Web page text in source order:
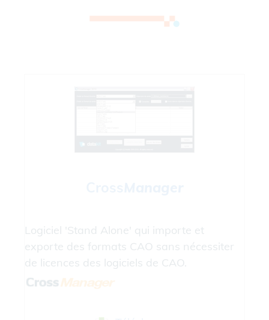
Logiciel 'Stand Alone' qui importe et
exporte des formats CAO sans nécessiter
de licences des logiciels de CAO.